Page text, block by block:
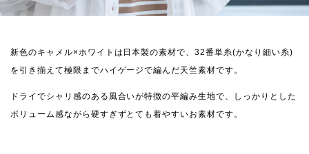
新色のキャメル×ホワイトは日本製の素材で、32番単糸(かなり細い糸)
を引き揃えて極限までハイゲージで編んだ天竺素材です。
ドライでシャリ感のある風合いが特徴の平編み生地で、しっかりとした
ボリューム感ながら硬すぎずとても着やすいお素材です。